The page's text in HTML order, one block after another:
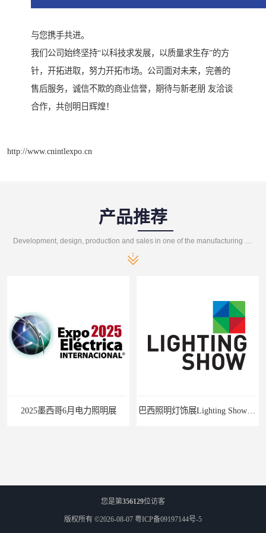
与您携手共进。
我们公司始终坚持“以科技求发展，以质量求生存”的方
针，开拓进取，努力开拓市场。公司面对未来，完善的
售后服务，诚信不欺的商业信誉，期待与新老朋 友洽谈
合作，共创明日辉煌！
http://www.cnintlexpo.cn
产品推荐
2025墨西哥6月电力照明展
您是第356129位访客
版权所有 ©2026-08-07 粤ICP备09197144号-5